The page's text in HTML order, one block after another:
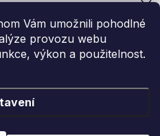
Vám umožnili pohodlné
provozu webu
výkon a použitelnost.
cookies